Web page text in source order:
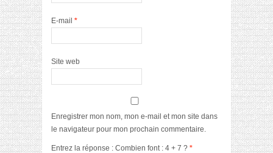
E-mail *
Site web
Enregistrer mon nom, mon e-mail et mon site dans
le navigateur pour mon prochain commentaire.
Entrez la réponse : Combien font : 4 + 7 ? *